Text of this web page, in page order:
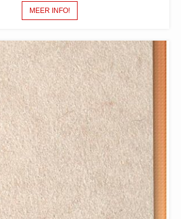
MEER INFO!